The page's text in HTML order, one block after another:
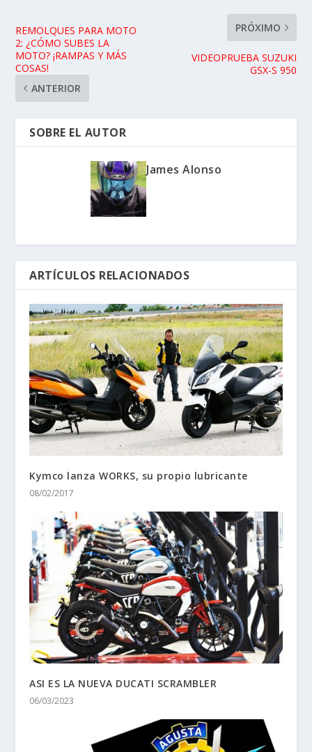
REMOLQUES PARA MOTO
2: ¿CÓMO SUBES LA
MOTO? ¡RAMPAS Y MÁS
COSAS!
ANTERIOR
PRÓXIMO
VIDEOPRUEBA SUZUKI
GSX-S 950
SOBRE EL AUTOR
James Alonso
ARTÍCULOS RELACIONADOS
Kymco lanza WORKS, su propio lubricante
08/02/2017
ASI ES LA NUEVA DUCATI SCRAMBLER
06/03/2023